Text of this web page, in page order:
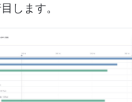
します。